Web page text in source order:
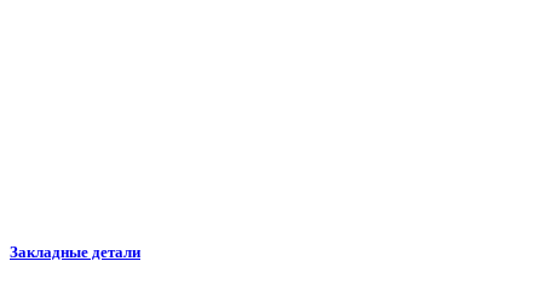
Закладные детали